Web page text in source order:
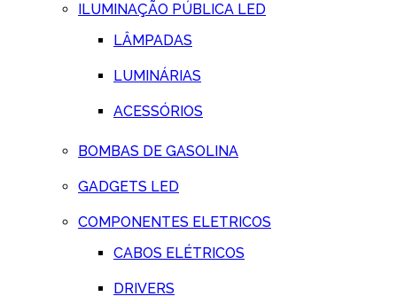
ILUMINAÇÃO PÚBLICA LED
LÂMPADAS
LUMINÁRIAS
ACESSÓRIOS
BOMBAS DE GASOLINA
GADGETS LED
COMPONENTES ELETRICOS
CABOS ELÉTRICOS
DRIVERS